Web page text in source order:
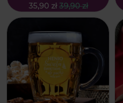
35,90 zł 39,90 zł